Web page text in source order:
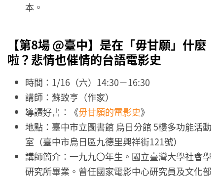
本。
【第8場 @臺中】 是在「毋甘願」什麼
啦？悲情也催情的台語電影史
時間：1/16（六）14:30－16:30
講師：蘇致亨（作家）
導讀好書：《毋甘願的電影史》
地點：臺中市立圖書館 烏日分館 5樓多功能活動
室（臺中市烏日區九德里興祥街121號）
講師簡介：一九九〇年生。國立臺灣大學社會學
研究所畢業。曾任國家電影中心研究員及文化部